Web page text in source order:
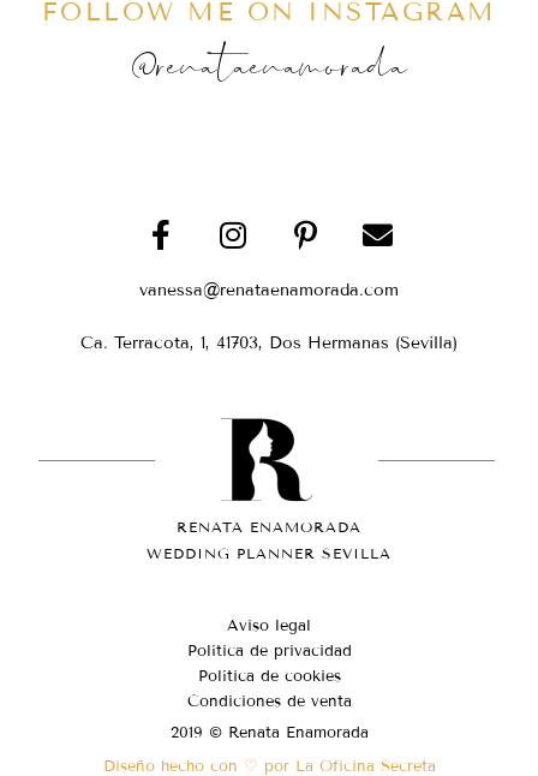
FOLLOW ME ON INSTAGRAM
@renataenamorada
vanessa@renataenamorada.com
Ca. Terracota, 1, 41703, Dos Hermanas (Sevilla)
RENATA ENAMORADA
WEDDING PLANNER SEVILLA
Aviso legal
Política de privacidad
Política de cookies
Condiciones de venta
2019 © Renata Enamorada
Diseño hecho con ♡ por La Oficina Secreta